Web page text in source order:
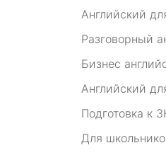
Английский
Разговорный
Бизнес
Английский
Подготовка к
Для